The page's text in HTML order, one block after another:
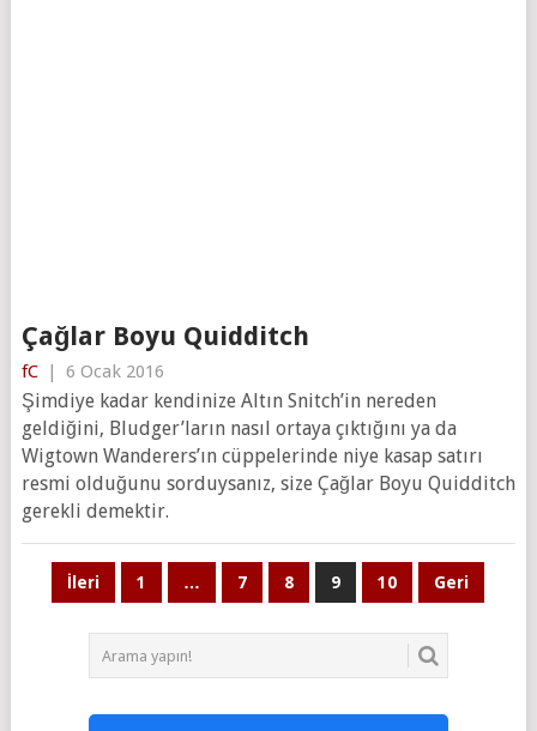
Çağlar Boyu Quidditch
fC | 6 Ocak 2016
Şimdiye kadar kendinize Altın Snitch’in nereden
geldiğini, Bludger’ların nasıl ortaya çıktığını ya da
Wigtown Wanderers’ın cüppelerinde niye kasap satırı
resmi olduğunu sorduysanız, size Çağlar Boyu Quidditch
gerekli demektir.
Yazıİleri 1 … 7 8 9 10 Geri